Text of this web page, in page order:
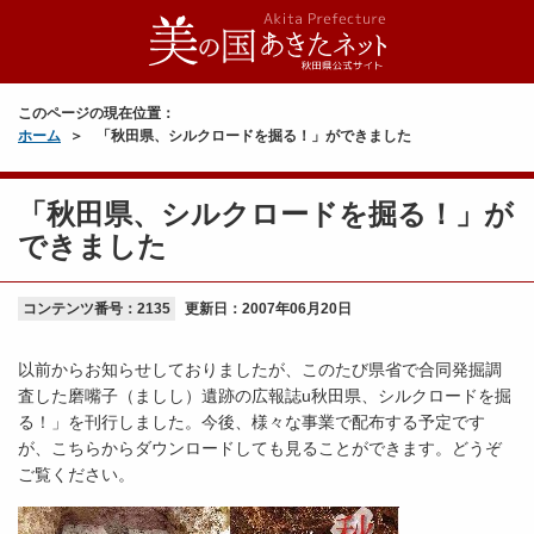
このページの現在位置：
ホーム
「秋田県、シルクロードを掘る！」ができました
「秋田県、シルクロードを掘る！」が
できました
コンテンツ番号：2135 更新日： 2007年06月20日
以前からお知らせしておりましたが、このたび県省で合同発掘調
査した磨嘴子（ましし）遺跡の広報誌u秋田県、シルクロードを掘
る！」を刊行しました。今後、様々な事業で配布する予定です
が、こちらからダウンロードしても見ることができます。どうぞ
ご覧ください。